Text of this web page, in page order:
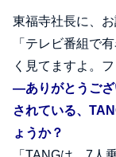
東福寺社長に、お
「テレビ番組で
く見てますよ。フ
―ありがとうござ
されている、
ょうか？